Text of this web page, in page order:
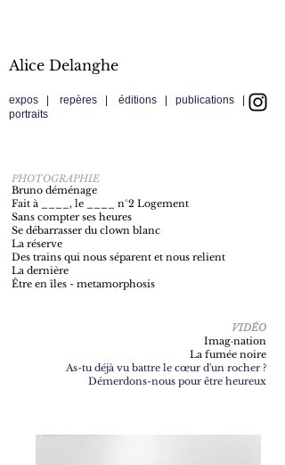
Alice Delanghe
expos repères éditions publications
portraits
PHOTOGRAPHIE
Bruno déménage
Fait à ____, le ____ n°2 Logement​
Sans compter ses heures
Se débarrasser du clown blanc
La réserve
Des trains qui nous séparent et nous relient
La dernière
Être en îles - metamorphosis
VIDÉO
Imag·nation
La fumée noire​​
As-tu déjà vu battre le cœur d'un rocher ?
Démerdons-nous pour être heureux